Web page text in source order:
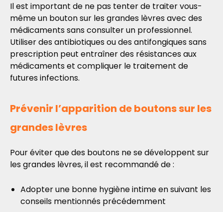
Il est important de ne pas tenter de traiter vous-
même un bouton sur les grandes lèvres avec des
médicaments sans consulter un professionnel.
Utiliser des antibiotiques ou des antifongiques sans
prescription peut entraîner des résistances aux
médicaments et compliquer le traitement de
futures infections.
Prévenir l’apparition de boutons sur les
grandes lèvres
Pour éviter que des boutons ne se développent sur
les grandes lèvres, il est recommandé de :
Adopter une bonne hygiène intime en suivant les
conseils mentionnés précédemment